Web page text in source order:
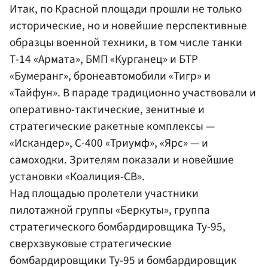
Итак, по Красной площади прошли не только
исторические, но и новейшие перспективные
образцы военной техники, в том числе танки
Т-14 «Армата», БМП «Курганец» и БТР
«Бумеранг», бронеавтомобили «Тигр» и
«Тайфун». В параде традиционно участвовали и
оперативно-тактические, зенитные и
стратегические ракетные комплексы —
«Искандер», С-400 «Триумф», «Ярс» — и
самоходки. Зрителям показали и новейшие
установки «Коалиция-СВ».
Над площадью пролетели участники
пилотажной группы «Беркуты», группа
стратегического бомбардировщика Ту-95,
сверхзвуковые стратегические
бомбардировщики Ту-95 и бомбардировщик